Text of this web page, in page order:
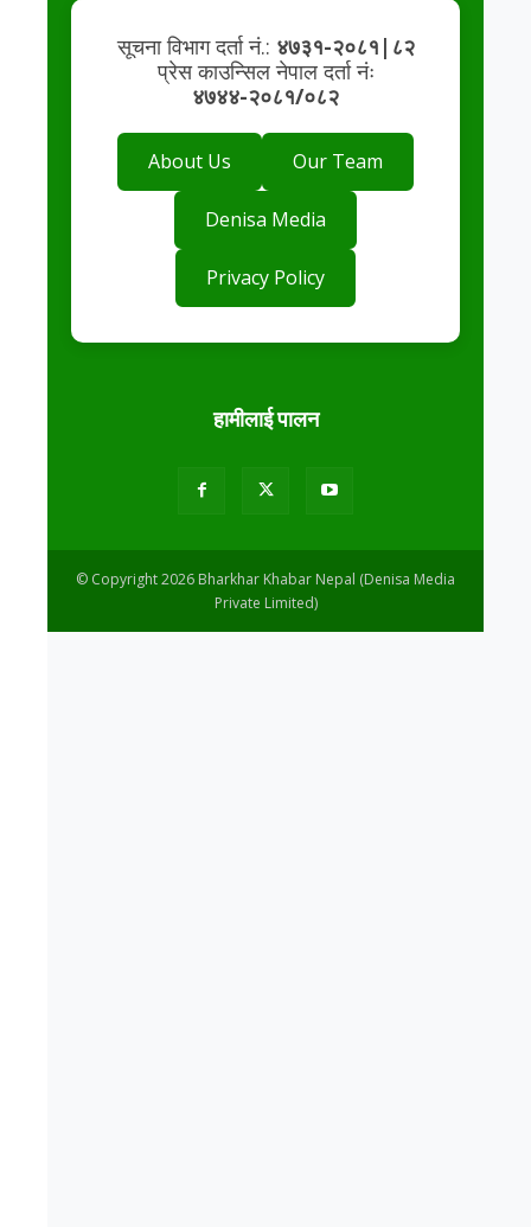
सूचना विभाग दर्ता नं.: ४७३१-२०८१|८२
प्रेस काउन्सिल नेपाल दर्ता नंः
४७४४-२०८१/०८२
About Us Our Team
Denisa Media
Privacy Policy
हामीलाई पालन
© Copyright 2026 Bharkhar Khabar Nepal (Denisa Media
Private Limited)